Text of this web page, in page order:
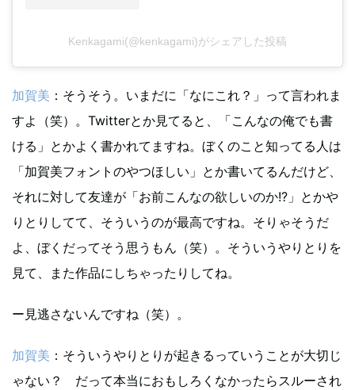
Kenkagami(@kenkagami)がシェアした投稿
加賀美 ：そうそう。いまだに「なにこれ？」って言われま
すよ（笑）。Twitterとか見てると、「こんなの俺でも書
ける」とかよく書かれてますね。ぼくのこと知ってる人は
「加賀美フォントのやつほしい」とか書いてるんだけど、
それに対して友達が「お前こんなの欲しいのか!?」とかや
りとりしてて、そういうのが最高ですね。そりゃそうだ
よ、ぼくだってそう思うもん（笑）。そういうやりとりを
見て、また作品にしちゃったりしてね。
ー見逃さないんですね（笑）。
加賀美 ：そういうやりとりが起きるっていうことが大切じ
ゃない？ だって本当におもしろくなかったらスルーされ